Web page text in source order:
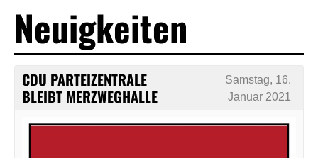
Neuigkeiten
CDU PARTEIZENTRALE
BLEIBT MERZWEGHALLE
Samstag, 16.
Januar 2021